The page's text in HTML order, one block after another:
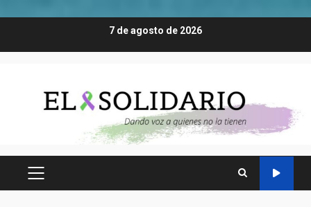
7 de agosto de 2026
MENÚ